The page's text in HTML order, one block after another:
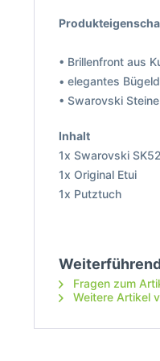
• Brillenfront aus
• elegantes
• Swarovski
Inhalt
1x Swarovski
1x Original Etui
1x Putztuch
Fragen zum
Weitere Artikel